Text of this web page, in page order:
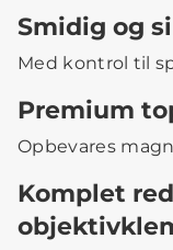
Smidig og
Med kontrol til
Premium
Opbevares
Komplet